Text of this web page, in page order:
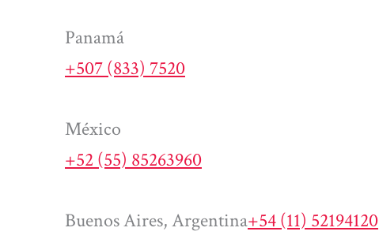
Panamá
+507 (833) 7520
México
+52 (55) 85263960
Buenos Aires, Argentina+54 (11) 52194120